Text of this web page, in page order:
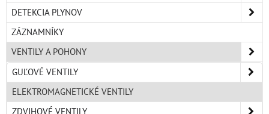
DETEKCIA PLYNOV
ZÁZNAMNÍKY
VENTILY A POHONY
GUĽOVÉ VENTILY
ELEKTROMAGNETICKÉ VENTILY
ZDVIHOVÉ VENTILY